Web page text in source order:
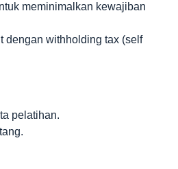
meminimalkan kewajiban
dengan withholding tax (self
pelatihan.